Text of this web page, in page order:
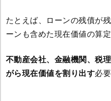
たとえば、ローンの残債が
ーンも含めた現在価値の算
不動産会社、金融機関、税
がら現在価値を割り出す必